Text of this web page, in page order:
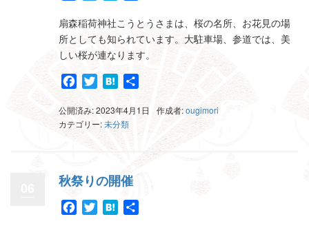
扇森稲荷神社こうとうさまは、桜の名所、お花見の場
所としても知られています。大駐車場、参道では、美
しい桜が連なります。
Facebook
TwitterHatena
公開済み: 2023年4月1日 作成者:ougimori
カテゴリー:未分類
秋祭りの開催
FacebookTwitterHatena